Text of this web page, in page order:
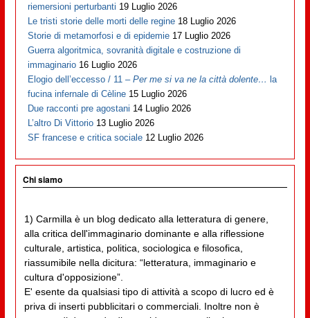
riemersioni perturbanti 19 Luglio 2026
Le tristi storie delle morti delle regine 18 Luglio 2026
Storie di metamorfosi e di epidemie 17 Luglio 2026
Guerra algoritmica, sovranità digitale e costruzione di
immaginario 16 Luglio 2026
Elogio dell’eccesso / 11 –Per me si va ne la città dolente… la
fucina infernale di Cèline 15 Luglio 2026
Due racconti pre agostani 14 Luglio 2026
L’altro Di Vittorio 13 Luglio 2026
SF francese e critica sociale 12 Luglio 2026
Chi siamo
1) Carmilla è un blog dedicato alla letteratura di genere,
alla critica dell'immaginario dominante e alla riflessione
culturale, artistica, politica, sociologica e filosofica,
riassumibile nella dicitura: “letteratura, immaginario e
cultura d'opposizione”.
E' esente da qualsiasi tipo di attività a scopo di lucro ed è
priva di inserti pubblicitari o commerciali. Inoltre non è